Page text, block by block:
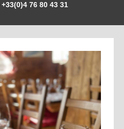
+33(0)4 76 80 43 31